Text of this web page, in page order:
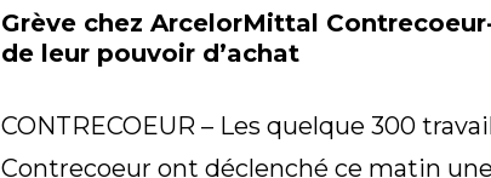
Grève chez ArcelorMittal
de leur pouvoir d’achat
CONTRECOEUR – Les quelque 300
Contrecoeur ont déclenché ce matin